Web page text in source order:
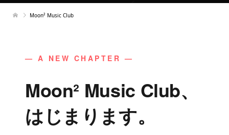
Moon² Music Club
— A NEW CHAPTER —
Moon² Music Club、
はじまります。